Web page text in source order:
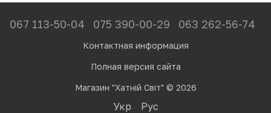
067 113-50-04 075 390-00-29 063 262-56-74
Контактная информация
Полная версия сайта
Магазин "Хатній Світ" © 2026
Укр Рус